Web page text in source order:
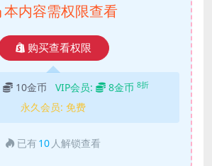
本内容需权限查看
购买查看权限
10金币 VIP会员: 8金币 8折
永久会员: 免费
已有 10 人解锁查看